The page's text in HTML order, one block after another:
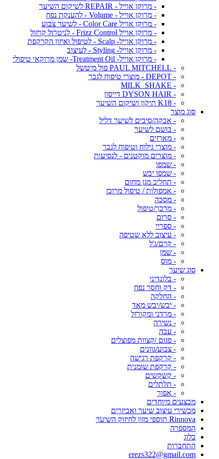
- מרוקן אוייל - REPAIR לשיקום השיער
- מרוקן אוייל - Volume - להענקת נפח
- מרוקן אוייל Color Care - לשיער צבוע
- מרוקן אוייל Frizz Control - לניטרול קרזול
- מרוקן אוייל- Scalp - לטיפול ואיזון הקרקפת
- מרוקן אוייל- Styling - לעיצוב
- מרוקן אוייל- Treatment Oil- שמן מרוקאי טיפולי
- PAUL MITCHELL פול מיטשל
- DEPOT - מוצרי טיפוח לגבר
- MILK_SHAKE
- DYSON HAIR דייסון
- K18 תיקון ושיקום השיער
סוג מוצר
- אבקה/סיבים לשיער דליל
- בושם לשיער
- מארזים
- מוצרי גילוח וטיפוח לגבר
- מוצרים מוקטנים - לנסיעות
- שמפו
- שמפו יבש
- תחליב מגן מחום
- אמפולות / טיפול מרוכז
- מסכה
- מרכך/טיפול
- סרום
- ספריי
- עיצוב ללא שטיפה
- קרם/ג'ל
- שמן
- מוס
סוג שיער
- בלונדיני
- דק וחסר נפח
- החלקה
- יבש/יבש מאד
- מרדני ומקורזל
- נשירה
- עבה
- פגום /קצוות מפוצלים
- צבוע/גוונים
- קרקפת רגישה
- קרקפת שומנית
- קשקשים
- תלתלים
- אפור
מבצעים מיוחדים
מכשירי עיצוב שיער ואביזרים
Rinnova תוספי מזון לחיזוק השיער
המספרה
בלוג
התחברות
erezs322@gmail.com